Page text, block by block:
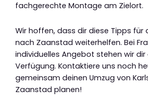
fachgerechte Montage am Zielort.
Wir hoffen, dass dir diese Tipps für
nach Zaanstad weiterhelfen. Bei
individuelles Angebot stehen wir dir
Verfügung. Kontaktiere uns noch
gemeinsam deinen Umzug von
Zaanstad planen!